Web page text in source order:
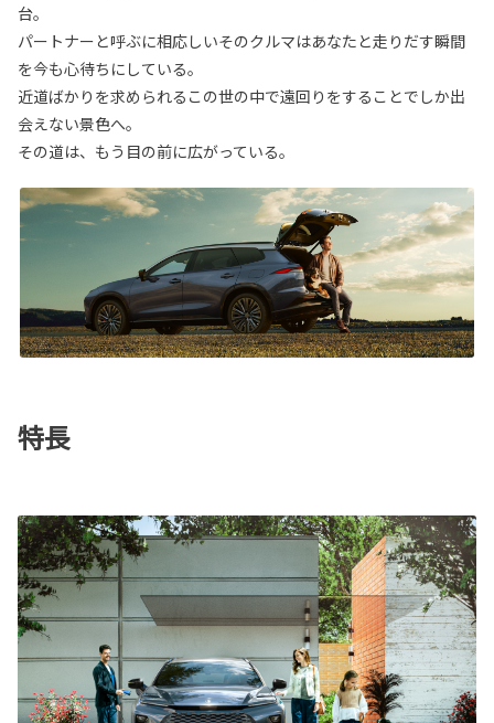
台。
パートナーと呼ぶに相応しいそのクルマはあなたと走りだす瞬間
を今も心待ちにしている。
近道ばかりを求められるこの世の中で遠回りをすることでしか出
会えない景色へ。
その道は、もう目の前に広がっている。
特長